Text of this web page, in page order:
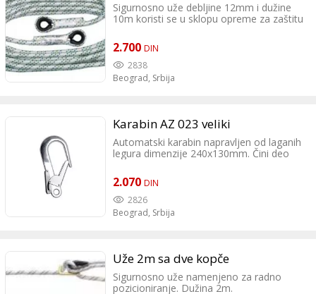
Sigurnosno uže debljine 12mm i dužine
10m koristi se u sklopu opreme za zaštitu
2.700 DIN
2838
Beograd, Srbija
Karabin AZ 023 veliki
Automatski karabin napravljen od laganih
legura dimenzije 240x130mm. Čini deo
2.070 DIN
2826
Beograd, Srbija
Uže 2m sa dve kopče
Sigurnosno uže namenjeno za radno
pozicioniranje. Dužina 2m.